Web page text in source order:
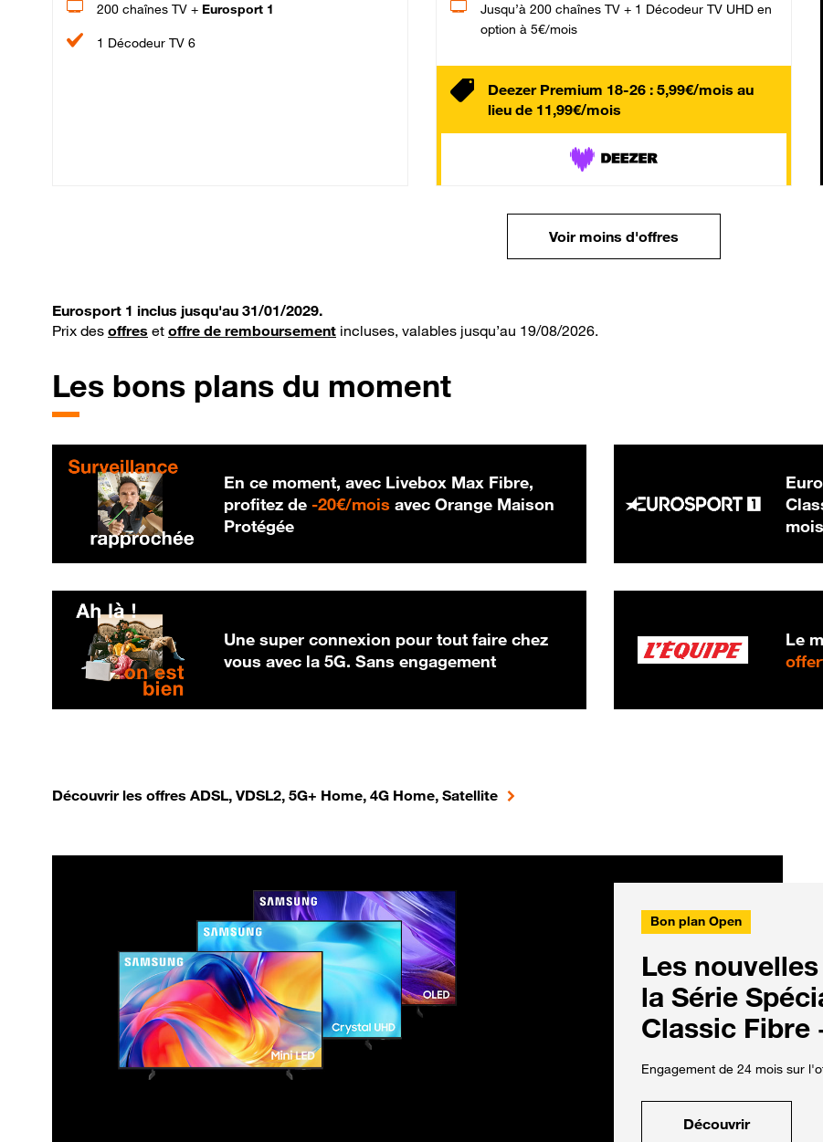
200 chaînes TV + Eurosport 1
1 Décodeur TV 6
Jusqu’à 200 chaînes TV + 1 Décodeur TV UHD en
option à 5€/mois
Deezer Premium 18-26 : 5,99€/mois au
lieu de 11,99€/mois
Voir moins d'offres
Eurosport 1 inclus jusqu'au 31/01/2029.
Prix des offres et offre de remboursement incluses, valables jusqu’au 19/08/2026.
Les bons plans du moment
En ce moment, avec Livebox Max Fibre,
profitez de -20€/mois 20 € par mois
avec Orange Maison
Protégée
Une super connexion pour tout faire chez
vous avec la 5G. Sans engagement
Le
Découvrir les offres ADSL, VDSL2, 5G+ Home, 4G Home, Satellite
Bon plan Open
Les nouvelles
la Série
Classic Fibre
Engagement de 24 mois sur
Découvrir